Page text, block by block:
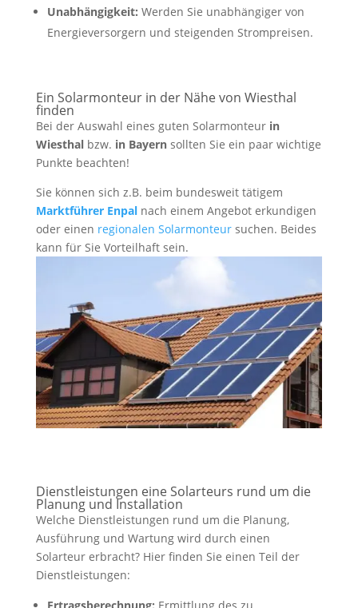
Unabhängigkeit: Werden Sie unabhängiger von
Energieversorgern und steigenden Strompreisen.
Ein Solarmonteur in der Nähe von Wiesthal
finden
Bei der Auswahl eines guten Solarmonteur in
Wiesthalbzw. in Bayern sollten Sie ein paar wichtige
Punkte beachten!
Sie können sich z.B. beim bundesweit tätigem
Marktführer Enpalnach einem Angebot erkundigen
oder einen regionalen Solarmonteursuchen. Beides
kann für Sie Vorteilhaft sein.
Dienstleistungen eine Solarteurs rund um die
Planung und Installation
Welche Dienstleistungen rund um die Planung,
Ausführung und Wartung wird durch einen
Solarteur erbracht? Hier finden Sie einen Teil der
Dienstleistungen: